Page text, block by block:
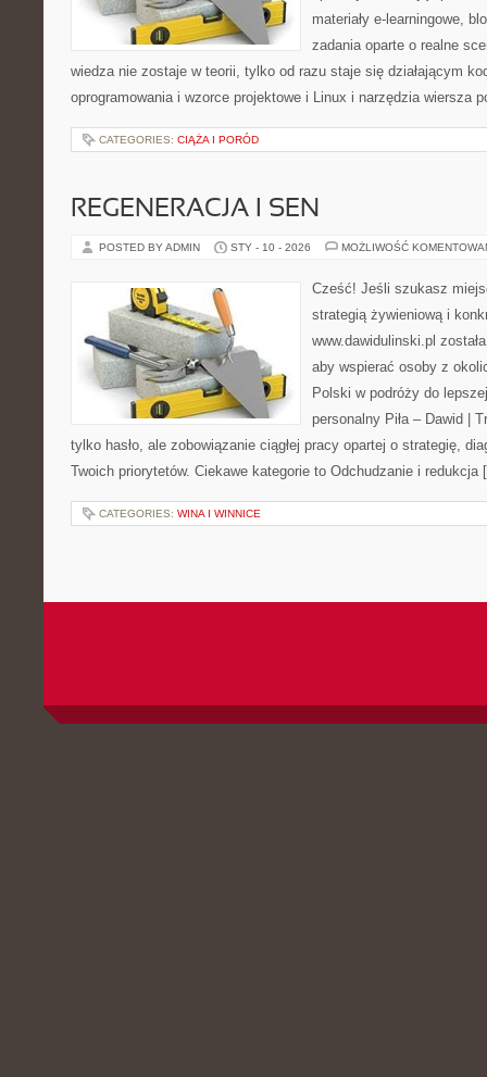
materiały e-learningowe,
zadania oparte o realne
wiedza nie zostaje w teorii, tylko od razu staje się działającym
oprogramowania i wzorce projektowe i Linux i narzędzia wiersza
CATEGORIES: CIĄŻA I PORÓD
REGENERACJA I SEN
POSTED BY ADMIN STY - 10 - 2026 MOŻLIWOŚĆ
Cześć! Jeśli szukasz
strategią żywieniową i
www.dawidulinski.pl
aby wspierać osoby z
Polski w podróży do
personalny Piła – Dawid |
tylko hasło, ale zobowiązanie ciągłej pracy opartej o strategię,
Twoich priorytetów. Ciekawe kategorie to Odchudzanie i
CATEGORIES: WINA I WINNICE